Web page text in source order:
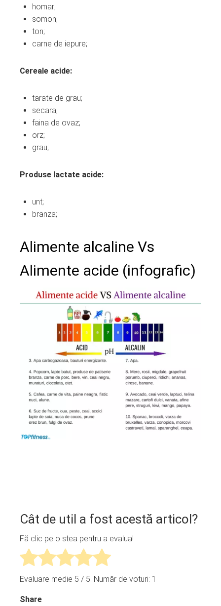
homar;
somon;
ton;
carne de iepure;
Cereale acide:
tarate de grau;
secara;
faina de ovaz;
orz;
grau;
Produse lactate acide:
unt;
branza;
Alimente alcaline Vs
Alimente acide (infografic)
Cât de util a fost acestă articol?
Fă clic pe o stea pentru a evalua!
Evaluare medie 5 / 5. Număr de voturi: 1
Share